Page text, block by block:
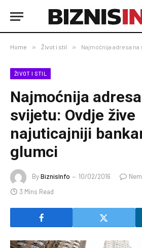
Home » Život i stil » Najmoćnija adresa na svijetu:
ŽIVOT I STIL
Najmoćnija
svijetu: Ovdje žive
najuticajniji
glumci
ByBiznisInfo 10/02/2016
3 Mins Read